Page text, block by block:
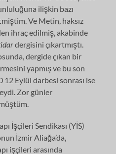
ilişkin bazı
Ve Metin, haksız
ihraç edilmiş, akabinde
dergisini çıkartmıştı.
dergide çıkan bir
yapmış ve bu son
Eylül darbesi sonrası ise
Zor günler
İşçileri Sendikası (YİS)
İzmir Aliağa’da,
işçileri arasında